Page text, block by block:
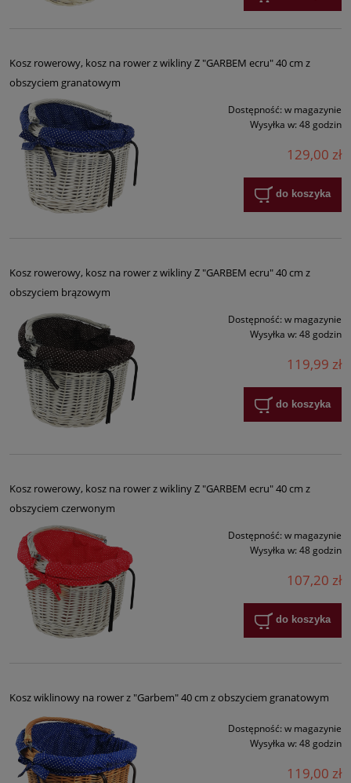
Kosz rowerowy, kosz na rower z wikliny Z "GARBEM ecru" 40 cm z
obszyciem granatowym
Dostępność: w magazynie
Wysyłka w: 48 godzin
129,00 zł
do koszyka
Kosz rowerowy, kosz na rower z wikliny Z "GARBEM ecru" 40 cm z
obszyciem brązowym
Dostępność: w magazynie
Wysyłka w: 48 godzin
119,99 zł
do koszyka
Kosz rowerowy, kosz na rower z wikliny Z "GARBEM ecru" 40 cm z
obszyciem czerwonym
Dostępność: w magazynie
Wysyłka w: 48 godzin
107,20 zł
do koszyka
Kosz wiklinowy na rower z "Garbem" 40 cm z obszyciem granatowym
Dostępność: w magazynie
Wysyłka w: 48 godzin
119,00 zł